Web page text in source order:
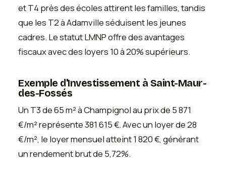
et T4 près des écoles attirent les familles, tandis
que les T2 à Adamville séduisent les jeunes
cadres. Le statut LMNP offre des avantages
fiscaux avec des loyers 10 à 20% supérieurs.
Exemple d'Investissement à Saint-Maur-
des-Fossés
Un T3 de 65 m² à Champignol au prix de 5 871
€/m² représente 381 615 €. Avec un loyer de 28
€/m², le loyer mensuel atteint 1 820 €, générant
un rendement brut de 5,72%.